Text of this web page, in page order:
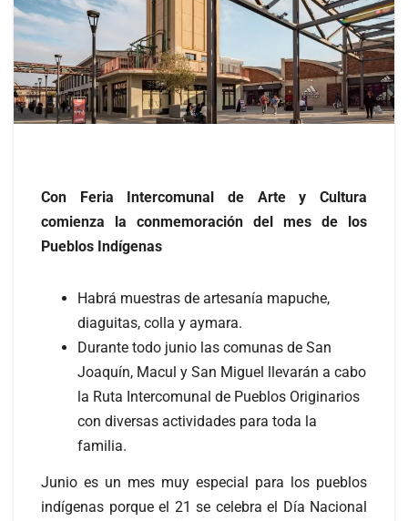
Con Feria Intercomunal de Arte y Cultura
comienza la conmemoración del mes de los
Pueblos Indígenas
Habrá muestras de artesanía mapuche,
diaguitas, colla y aymara.
Durante todo junio las comunas de San
Joaquín, Macul y San Miguel llevarán a cabo
la Ruta Intercomunal de Pueblos Originarios
con diversas actividades para toda la
familia.
Junio es un mes muy especial para los pueblos
indígenas porque el 21 se celebra el Día Nacional